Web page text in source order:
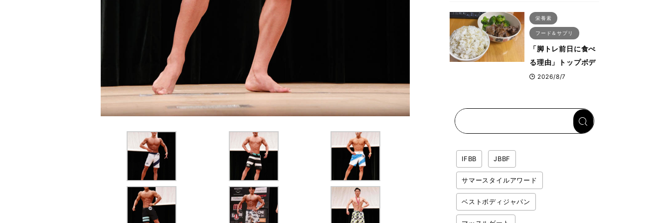
ス・プルオーバーマ
シン”とは？
栄養素
フード＆サプリ
「脚トレ前日に食べ
る理由」トップボデ
ィビルダーが愛用す
2026/8/7
IFBB JBBF
サマースタイルアワード
ベストボディジャパン